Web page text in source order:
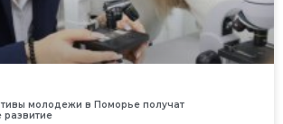
молодежи в Поморье получат
развитие